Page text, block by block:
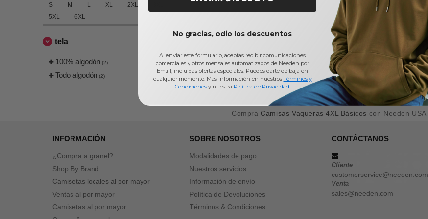
S M L XL 2XL
5XL
6XL
tela
100% algodón (2)
Todo algodón (2)
Compra Camisas Vaqueras 4XL Básicos con Needen USA
INFORMACIÓN
¿Compra a granel?
Shop By Brand
Camisetas locales al por mayor
Ventas al por mayor
Camisetas al por mayor
SOBRE NOSOTROS
Modalidades de pago
Nuestros servicios
Información de envío
Política de Devoluciones
Términos & Condiciones
CONTÁCTANOS
Cliente
customerservice@needen.com
Venta
sales@needen.com
No gracias, odio los descuentos
Al enviar este formulario, aceptas recibir comunicaciones
comerciales y otros mensajes automatizados de Needen por
Email, incluidas ofertas especiales. Puedes darte de baja en
cualquier momento. Más información en nuestros Términos y
Condicionesy nuestra Política de Privacidad.